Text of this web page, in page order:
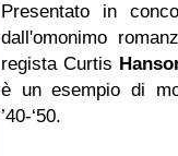
Presentato in
dall'omonimo
regista Curtis
è un esempio di
’40-‘50.